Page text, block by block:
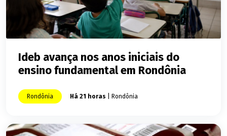
Ideb avança nos anos iniciais do
ensino fundamental em Rondônia
Rondônia Há 21 horas | Rondônia